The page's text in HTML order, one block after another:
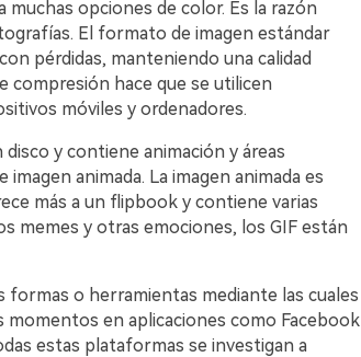
opciones de color. Es la razón
El formato de imagen estándar
pérdidas, manteniendo una calidad
compresión hace que se utilicen
móviles y ordenadores.
y contiene animación y áreas
animada. La imagen animada es
más a un flipbook y contiene varias
memes y otras emociones, los GIF están
formas o herramientas mediante las cuales
en aplicaciones como Facebook
estas plataformas se investigan a